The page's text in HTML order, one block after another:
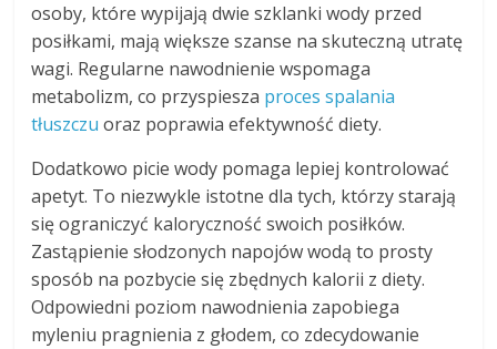
osoby, które wypijają dwie szklanki wody przed
posiłkami, mają większe szanse na skuteczną utratę
wagi. Regularne nawodnienie wspomaga
metabolizm, co przyspiesza proces spalania
tłuszczu oraz poprawia efektywność diety.
Dodatkowo picie wody pomaga lepiej kontrolować
apetyt. To niezwykle istotne dla tych, którzy starają
się ograniczyć kaloryczność swoich posiłków.
Zastąpienie słodzonych napojów wodą to prosty
sposób na pozbycie się zbędnych kalorii z diety.
Odpowiedni poziom nawodnienia zapobiega
myleniu pragnienia z głodem, co zdecydowanie